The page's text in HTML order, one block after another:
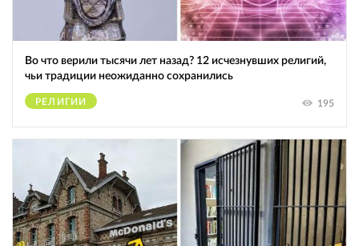
Во что верили тысячи лет назад? 12 исчезнувших религий,
чьи традиции неожиданно сохранились
РЕЛИГИИ 195